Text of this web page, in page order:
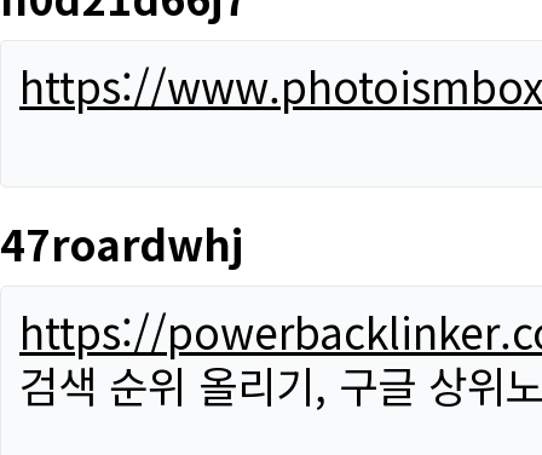
https://
47roardwhj
https://
검색 순위 올리기, 구글 상위